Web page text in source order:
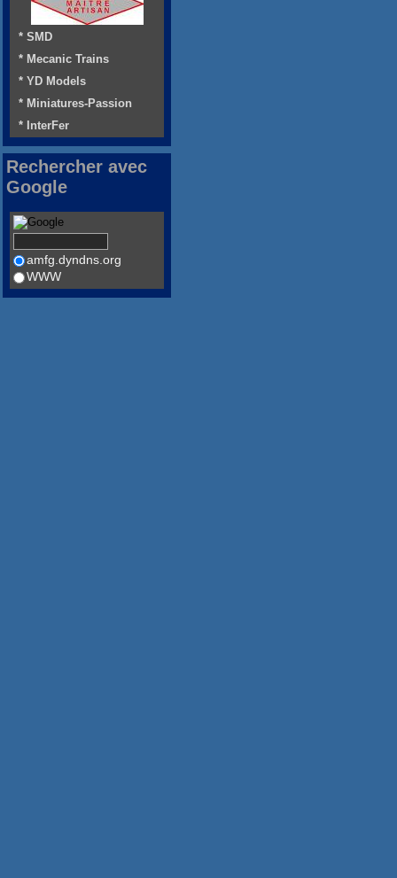
* SMD
* Mecanic Trains
* YD Models
* Miniatures-Passion
* InterFer
Rechercher avec
Google
amfg.dyndns.org
WWW